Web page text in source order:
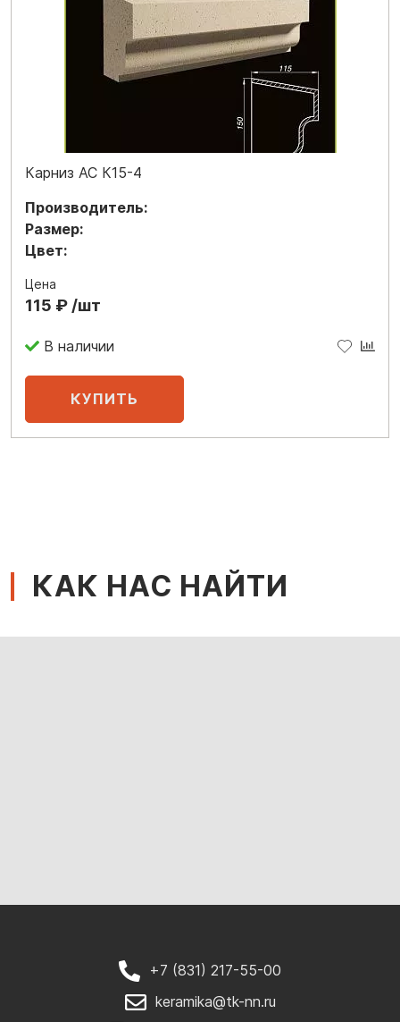
Карниз АС К15-4
Производитель:
Размер:
Цвет:
Цена
115 ₽ /шт
В наличии
КАК НАС НАЙТИ
+7 (831) 217-55-00
keramika@tk-nn.ru